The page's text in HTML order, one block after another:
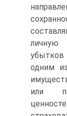
личную
одним
или